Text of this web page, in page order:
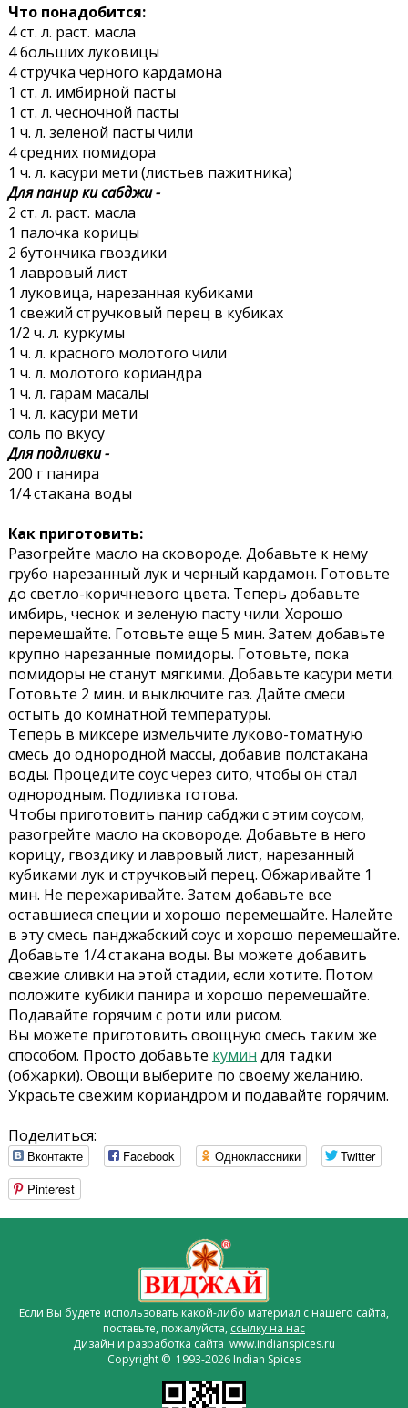
Что понадобится:
4 ст. л. раст. масла
4 больших луковицы
4 стручка черного кардамона
1 ст. л. имбирной пасты
1 ст. л. чесночной пасты
1 ч. л. зеленой пасты чили
4 средних помидора
1 ч. л. касури мети (листьев пажитника)
Для панир ки сабджи -
2 ст. л. раст. масла
1 палочка корицы
2 бутончика гвоздики
1 лавровый лист
1 луковица, нарезанная кубиками
1 свежий стручковый перец в кубиках
1/2 ч. л. куркумы
1 ч. л. красного молотого чили
1 ч. л. молотого кориандра
1 ч. л. гарам масалы
1 ч. л. касури мети
соль по вкусу
Для подливки -
200 г панира
1/4 стакана воды
Как приготовить:
Разогрейте масло на сковороде. Добавьте к нему
грубо нарезанный лук и черный кардамон. Готовьте
до светло-коричневого цвета. Теперь добавьте
имбирь, чеснок и зеленую пасту чили. Хорошо
перемешайте. Готовьте еще 5 мин. Затем добавьте
крупно нарезанные помидоры. Готовьте, пока
помидоры не станут мягкими. Добавьте касури мети.
Готовьте 2 мин. и выключите газ. Дайте смеси
остыть до комнатной температуры.
Теперь в миксере измельчите луково-томатную
смесь до однородной массы, добавив полстакана
воды. Процедите соус через сито, чтобы он стал
однородным. Подливка готова.
Чтобы приготовить панир сабджи с этим соусом,
разогрейте масло на сковороде. Добавьте в него
корицу, гвоздику и лавровый лист, нарезанный
кубиками лук и стручковый перец. Обжаривайте 1
мин. Не пережаривайте. Затем добавьте все
оставшиеся специи и хорошо перемешайте. Налейте
в эту смесь панджабский соус и хорошо перемешайте.
Добавьте 1/4 стакана воды. Вы можете добавить
свежие сливки на этой стадии, если хотите. Потом
положите кубики панира и хорошо перемешайте.
Подавайте горячим с роти или рисом.
Вы можете приготовить овощную смесь таким же
способом. Просто добавьте кумин для тадки
(обжарки). Овощи выберите по своему желанию.
Украсьте свежим кориандром и подавайте горячим.
Поделиться:
Вконтакте Facebook Одноклассники
Twitter
Pinterest
Если Вы будете использовать какой-либо материал с нашего сайта,
поставьте, пожалуйста, ссылку на нас
Дизайн и разработка сайта www.indianspices.ru
Copyright © 1993-2026 Indian Spices